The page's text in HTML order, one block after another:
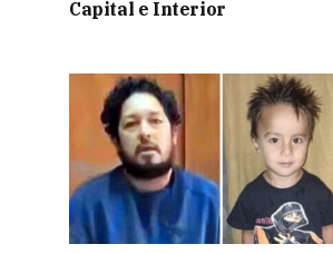
Capital e Interior